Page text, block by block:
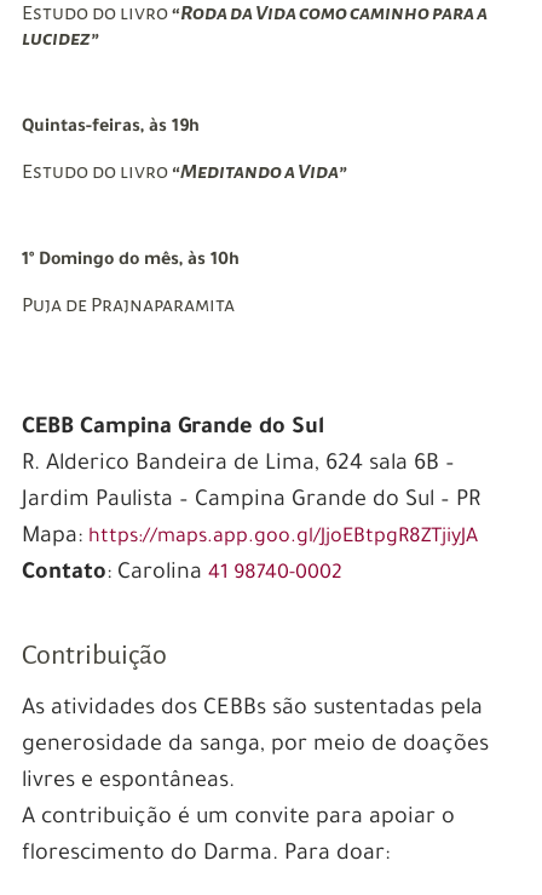
Estudo do livro“Roda da Vida como caminho para a
lucidez”
Quintas-feiras, às 19h
Estudo do livro “Meditando a Vida”
1º Domingo do mês, às 10h
Puja de Prajnaparamita
CEBB Campina Grande do Sul
R. Alderico Bandeira de Lima, 624 sala 6B –
Jardim Paulista – Campina Grande do Sul – PR
Mapa: https://maps.app.goo.gl/JjoEBtpgR8ZTjiyJA
Contato: Carolina 41 98740-0002
Contribuição
As atividades dos CEBBs são sustentadas pela
generosidade da sanga, por meio de doações
livres e espontâneas.
A contribuição é um convite para apoiar o
florescimento do Darma. Para doar: